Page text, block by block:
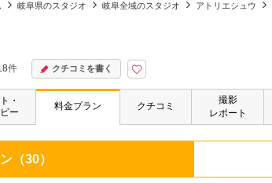
岐阜県のスタジオ 岐阜全域のスタジオ アトリエシュウ
件 クチコミを書く
・
ー
料金プラン クチコミ
撮影
レポート
（30）